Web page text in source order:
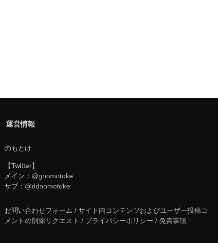
運営情報
のもとけ
【Twitter】
メイン： @gnomotoke
サブ： @ddnomotoke
お問い合わせフォーム / サイト内コンテンツおよびユーザー投稿コ
メントの削除リクエスト / プライバシーポリシー / 免責事項